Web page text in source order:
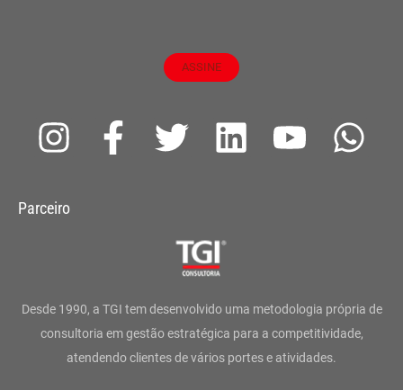
ASSINE
I
s
g
r
a
F
a
o
o
k
T
t
e
r
L
d
i
n
Y
b
e
W
a
p
Parceiro
Desde 1990, a TGI tem desenvolvido uma metodologia própria de
consultoria em gestão estratégica para a competitividade,
atendendo clientes de vários portes e atividades.